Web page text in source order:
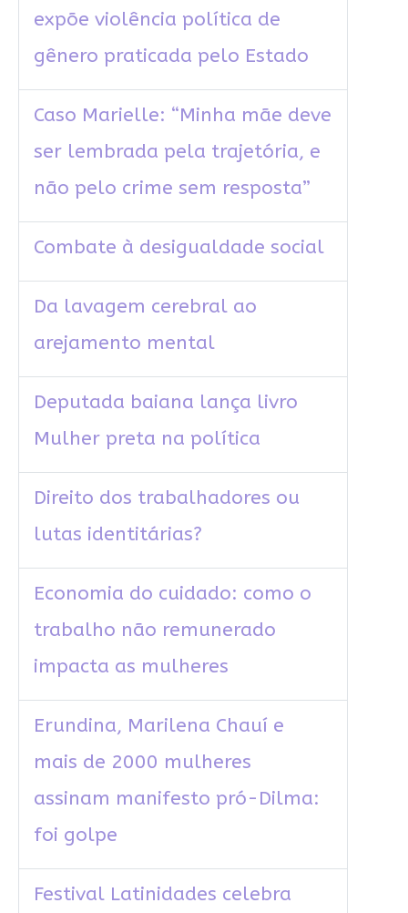
expõe violência política de
gênero praticada pelo Estado
Caso Marielle: “Minha mãe deve
ser lembrada pela trajetória, e
não pelo crime sem resposta”
Combate à desigualdade social
Da lavagem cerebral ao
arejamento mental
Deputada baiana lança livro
Mulher preta na política
Direito dos trabalhadores ou
lutas identitárias?
Economia do cuidado: como o
trabalho não remunerado
impacta as mulheres
Erundina, Marilena Chauí e
mais de 2000 mulheres
assinam manifesto pró-Dilma:
foi golpe
Festival Latinidades celebra